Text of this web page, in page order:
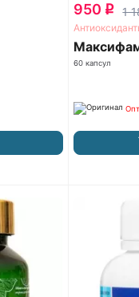
950 q 1
60 капсул